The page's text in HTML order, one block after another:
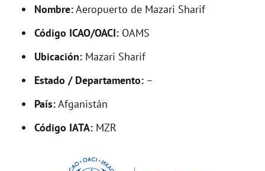
d
e
o
Nombre:Aeropuerto de Mazari Sharif
Código ICAO/OACI: OAMS
Ubicación: Mazari Sharif
Estado / Departamento: –
País:Afganistán
Código IATA: MZR